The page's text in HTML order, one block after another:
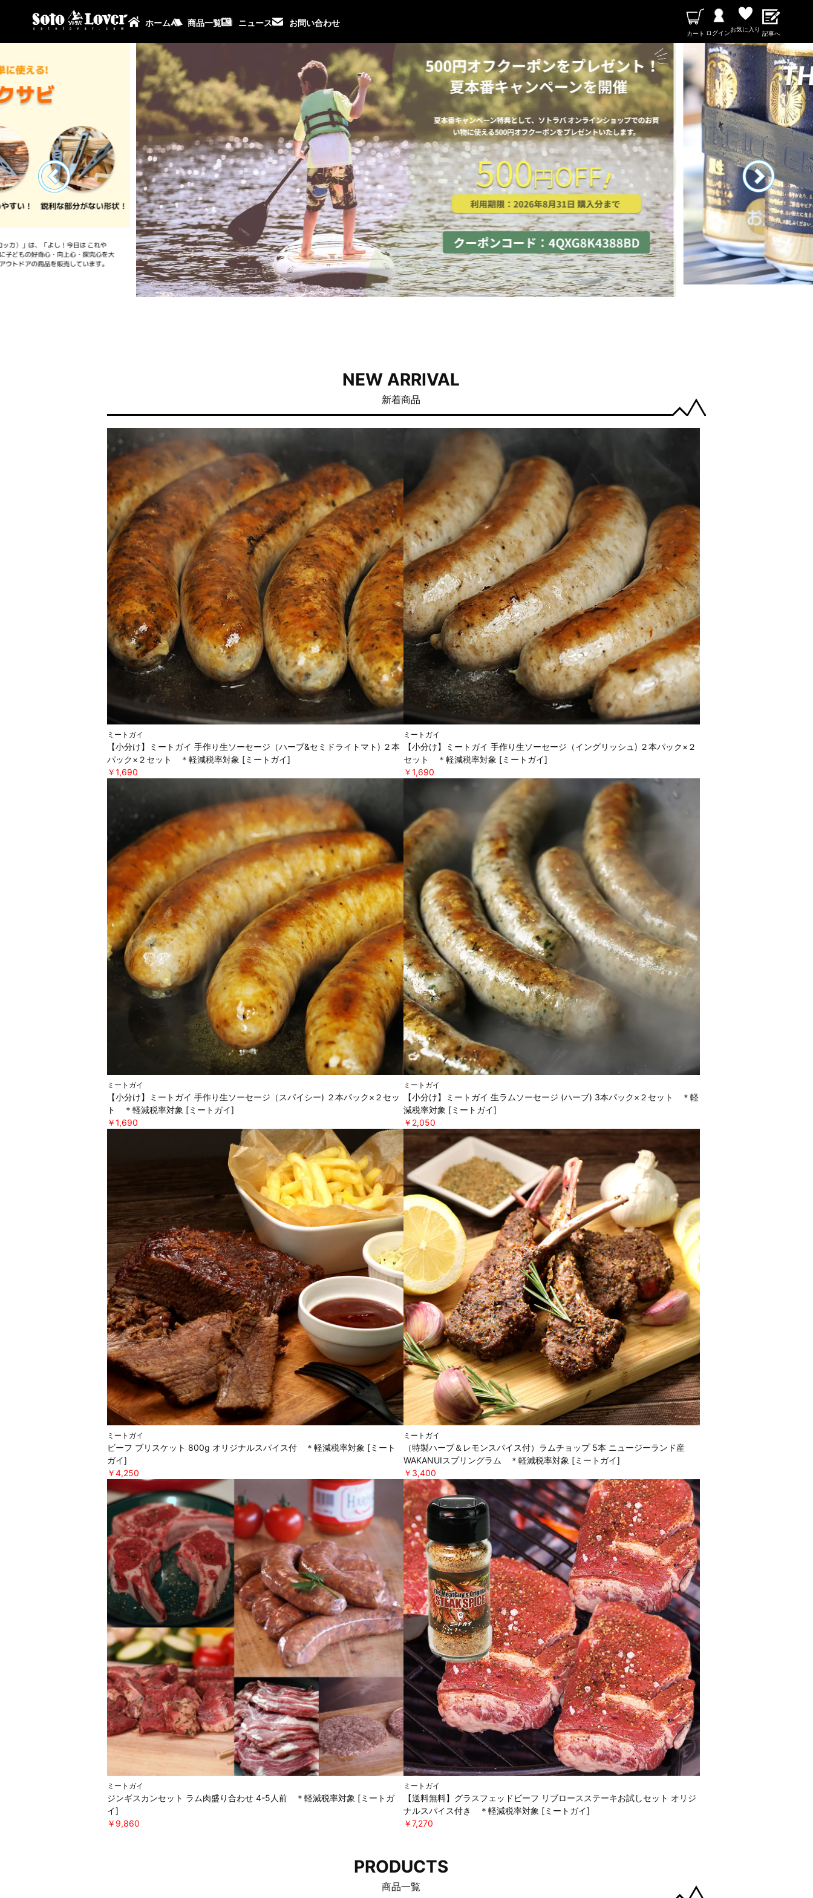
ホーム 商品一覧 ニュース お問い合わせ
カート ログイン
お気に入り
記事へ
NEW ARRIVAL
新着商品
ミートガイ
【小分け】ミートガイ 手作り生ソーセージ（ハーブ&セミドライトマト) ２本
パック×２セット ＊軽減税率対象 [ミートガイ]
￥1,690
ミートガイ
【小分け】ミートガイ 手作り生ソーセージ（イングリッシュ) ２本パック×２
セット ＊軽減税率対象 [ミートガイ]
￥1,690
ミートガイ
【小分け】ミートガイ 手作り生ソーセージ（スパイシー) ２本パック×２セッ
ト ＊軽減税率対象 [ミートガイ]
￥1,690
ミートガイ
【小分け】ミートガイ 生ラムソーセージ (ハーブ) 3本パック×２セット ＊軽
減税率対象 [ミートガイ]
￥2,050
ミートガイ
ビーフ ブリスケット 800g オリジナルスパイス付 ＊軽減税率対象 [ミート
ガイ]
￥4,250
ミートガイ
（特製ハーブ＆レモンスパイス付）ラムチョップ 5本 ニュージーランド産
WAKANUIスプリングラム ＊軽減税率対象 [ミートガイ]
￥3,400
ミートガイ
ジンギスカンセット ラム肉盛り合わせ 4-5人前 ＊軽減税率対象 [ミートガ
イ]
￥9,860
ミートガイ
【送料無料】グラスフェッドビーフ リブロースステーキお試しセット オリジ
ナルスパイス付き ＊軽減税率対象 [ミートガイ]
￥7,270
PRODUCTS
商品一覧